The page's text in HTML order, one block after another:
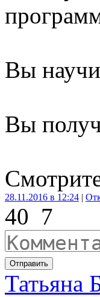
Вы
Вы
28.11.2016 в 12:24 |
40 7
Отправить
Татьяна